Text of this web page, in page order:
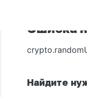
Ошибка
Найдите